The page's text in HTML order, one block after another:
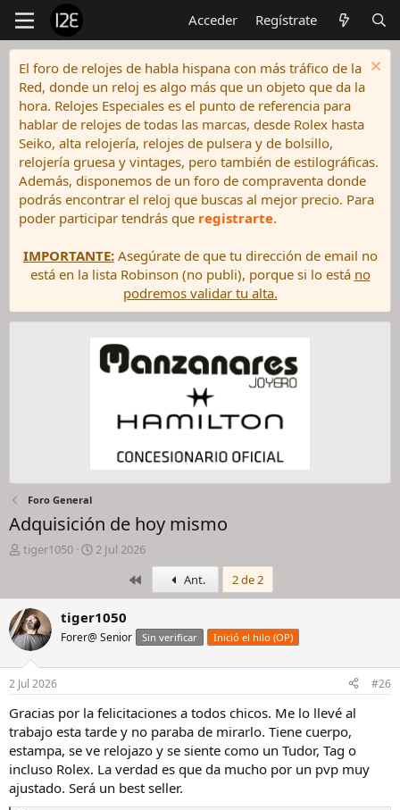
Acceder Regístrate
El foro de relojes de habla hispana con más tráfico de la
Red, donde un reloj es algo más que un objeto que da la
hora. Relojes Especiales es el punto de referencia para
hablar de relojes de todas las marcas, desde Rolex hasta
Seiko, alta relojería, relojes de pulsera y de bolsillo,
relojería gruesa y vintages, pero también de estilográficas.
Además, disponemos de un foro de compraventa donde
podrás encontrar el reloj que buscas al mejor precio. Para
poder participar tendrás que registrarte.
IMPORTANTE:Asegúrate de que tu dirección de email no
está en la lista Robinson (no publi), porque si lo está no
podremos validar tu alta.
Foro General
Adquisición de hoy mismo
I
c
i
a
d
o
d
e
h
i
l
o
tiger1050
F
h
a
e
i
c
o
2 Jul 2026
PrimeroAnt. 2 de 2
tiger1050
Forer@ Senior Sin verificar Inició el hilo (OP)
2 Jul 2026 #26
Gracias por la felicitaciones a todos chicos. Me lo llevé al
trabajo esta tarde y no paraba de mirarlo. Tiene cuerpo,
estampa, se ve relojazo y se siente como un Tudor, Tag o
incluso Rolex. La verdad es que da mucho por un pvp muy
ajustado. Será un best seller.